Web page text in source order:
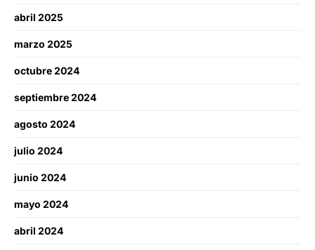
abril 2025
marzo 2025
octubre 2024
septiembre 2024
agosto 2024
julio 2024
junio 2024
mayo 2024
abril 2024